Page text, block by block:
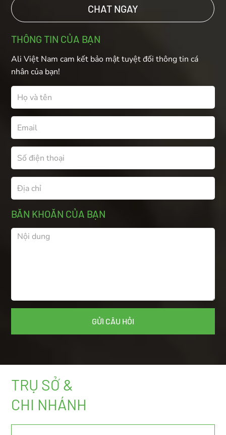
CHAT NGAY
THÔNG TIN CỦA BẠN
Ali Việt Nam cam kết bảo mật tuyệt đối thông tin cá
nhân của bạn!
BĂN KHOĂN CỦA BẠN
TRỤ SỞ &
CHI NHÁNH